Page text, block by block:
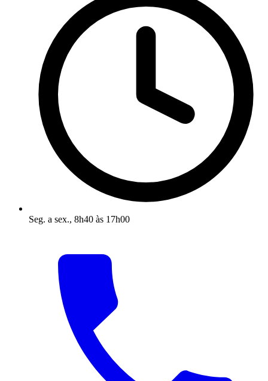
Seg. a sex., 8h40 às 17h00